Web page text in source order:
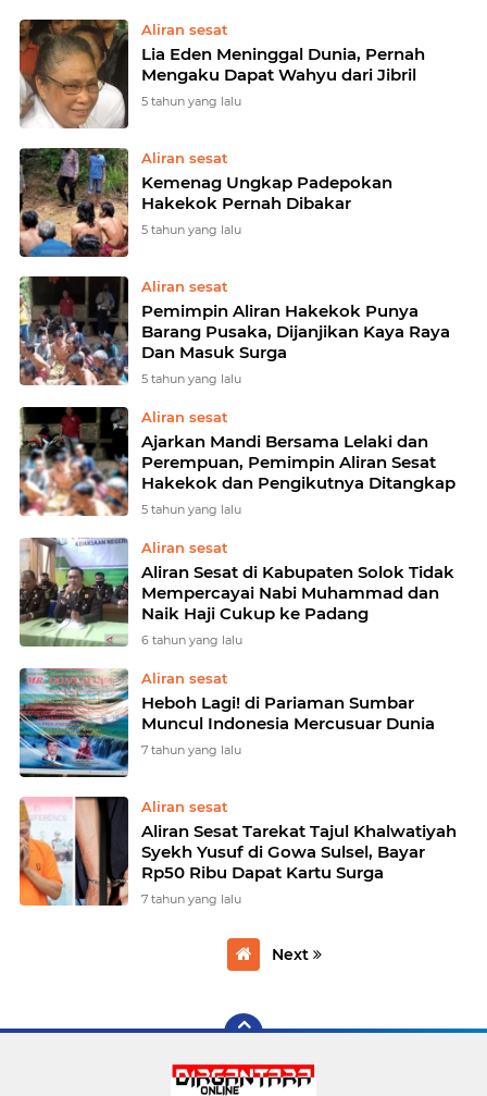
Aliran sesat
Lia Eden Meninggal Dunia, Pernah
Mengaku Dapat Wahyu dari Jibril
5 tahun yang lalu
Aliran sesat
Kemenag Ungkap Padepokan
Hakekok Pernah Dibakar
5 tahun yang lalu
Aliran sesat
Pemimpin Aliran Hakekok Punya
Barang Pusaka, Dijanjikan Kaya Raya
Dan Masuk Surga
5 tahun yang lalu
Aliran sesat
Ajarkan Mandi Bersama Lelaki dan
Perempuan, Pemimpin Aliran Sesat
Hakekok dan Pengikutnya Ditangkap
5 tahun yang lalu
Aliran sesat
Aliran Sesat di Kabupaten Solok Tidak
Mempercayai Nabi Muhammad dan
Naik Haji Cukup ke Padang
6 tahun yang lalu
Aliran sesat
Heboh Lagi! di Pariaman Sumbar
Muncul Indonesia Mercusuar Dunia
7 tahun yang lalu
Aliran sesat
Aliran Sesat Tarekat Tajul Khalwatiyah
Syekh Yusuf di Gowa Sulsel, Bayar
Rp50 Ribu Dapat Kartu Surga
7 tahun yang lalu
Next